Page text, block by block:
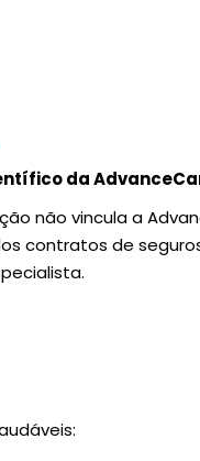
da
não vincula a
contratos de